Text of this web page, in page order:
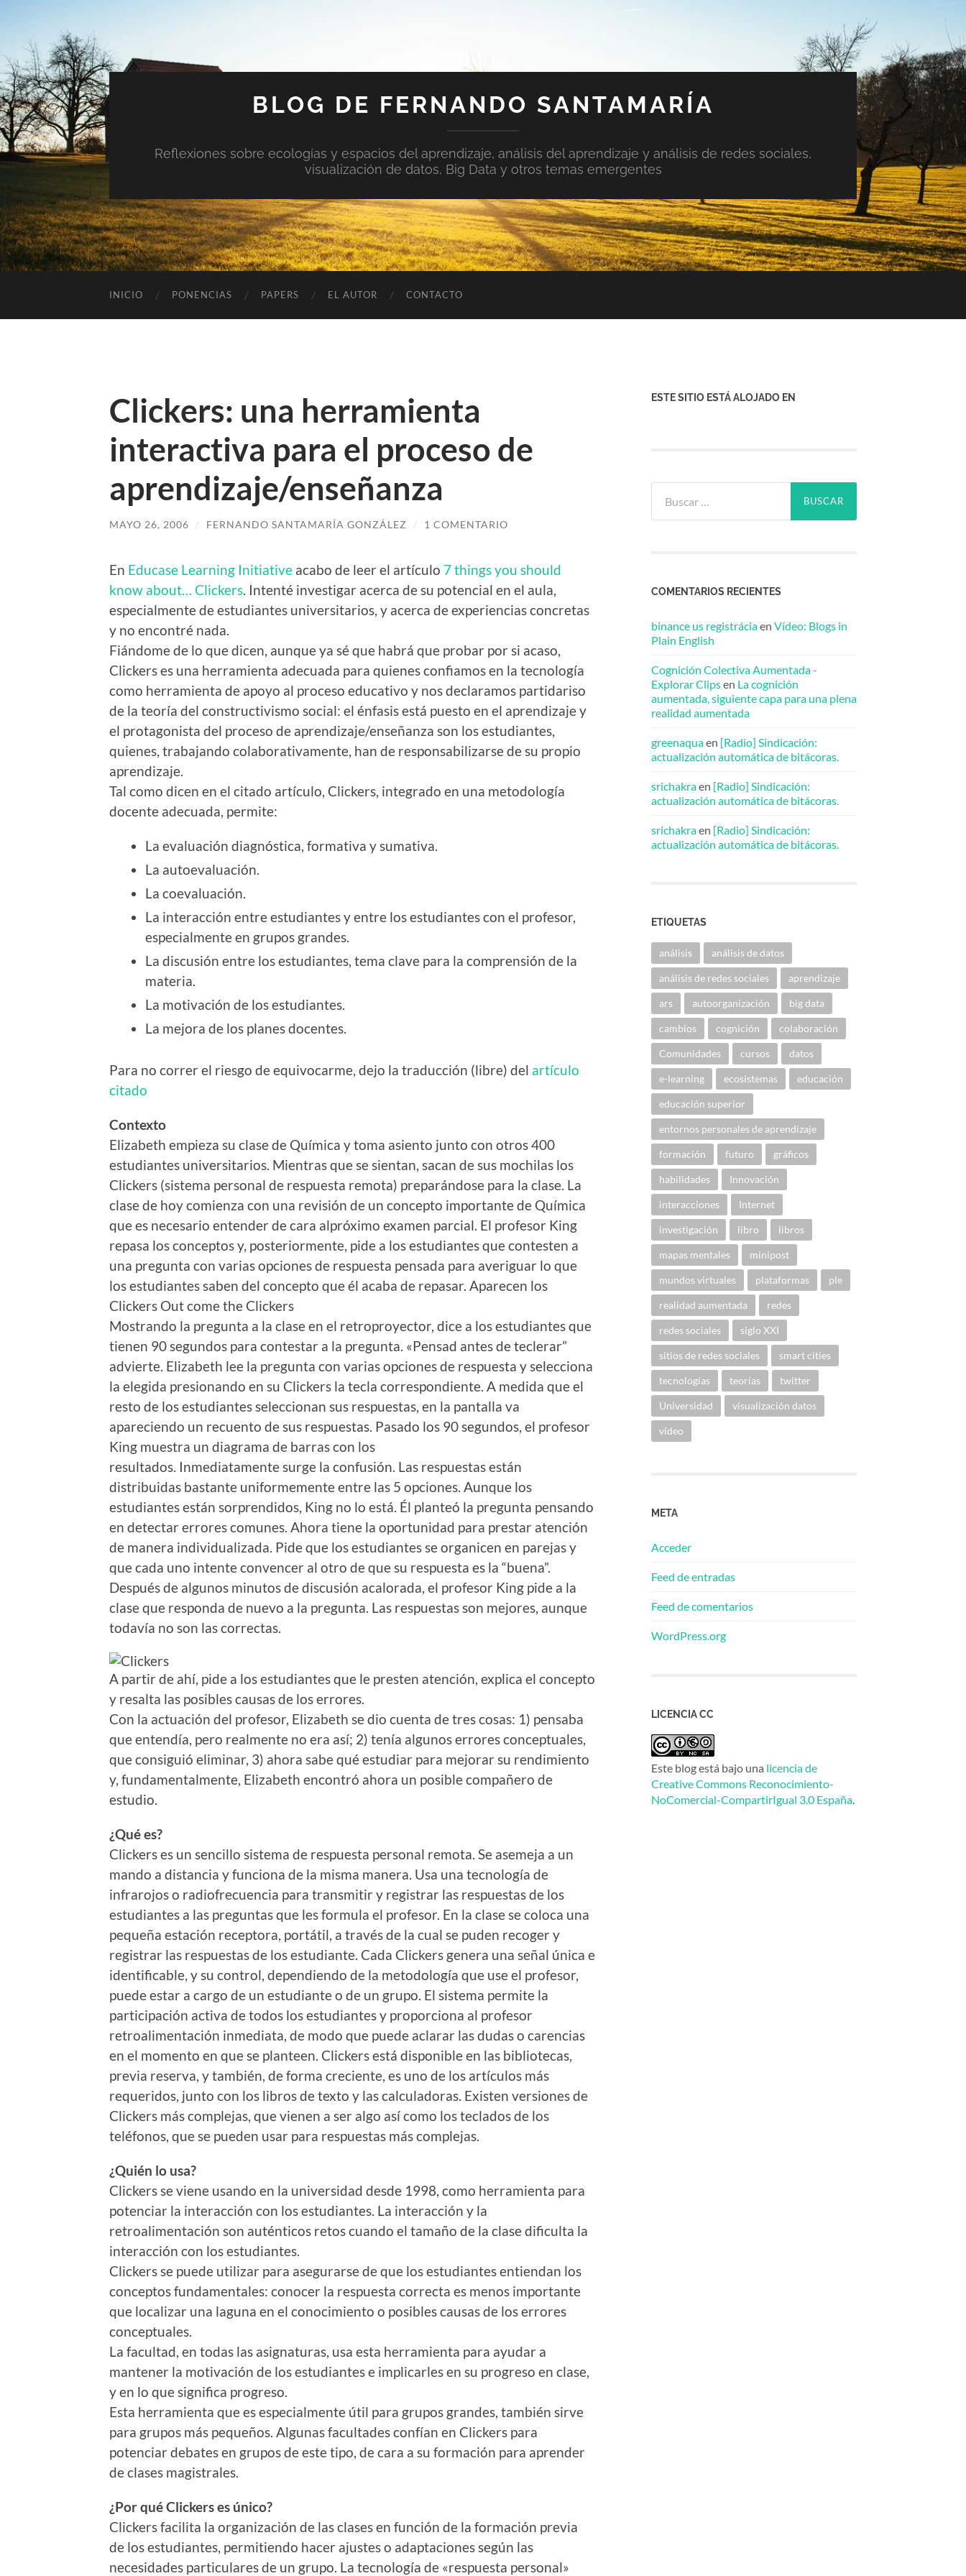
BLOG DE FERNANDO SANTAMARÍA
Reflexiones sobre ecologías y espacios del aprendizaje, análisis del aprendizaje y análisis de redes sociales,
visualización de datos, Big Data y otros temas emergentes
INICIO PONENCIAS PAPERS EL AUTOR CONTACTO
Clickers: una herramienta
interactiva para el proceso de
aprendizaje/enseñanza
MAYO 26, 2006 / FERNANDO SANTAMARÍA GONZÁLEZ / 1 COMENTARIO
En Educase Learning Initiative acabo de leer el artículo 7 things you should
know about… Clickers . Intenté investigar acerca de su potencial en el aula,
especialmente de estudiantes universitarios, y acerca de experiencias concretas
y no encontré nada.
Fiándome de lo que dicen, aunque ya sé que habrá que probar por si acaso,
Clickers es una herramienta adecuada para quienes confiamos en la tecnología
como herramienta de apoyo al proceso educativo y nos declaramos partidariso
de la teoría del constructivismo social: el énfasis está puesto en el aprendizaje y
el protagonista del proceso de aprendizaje/enseñanza son los estudiantes,
quienes, trabajando colaborativamente, han de responsabilizarse de su propio
aprendizaje.
Tal como dicen en el citado artículo, Clickers, integrado en una metodología
docente adecuada, permite:
La evaluación diagnóstica, formativa y sumativa.
La autoevaluación.
La coevaluación.
La interacción entre estudiantes y entre los estudiantes con el profesor,
especialmente en grupos grandes.
La discusión entre los estudiantes, tema clave para la comprensión de la
materia.
La motivación de los estudiantes.
La mejora de los planes docentes.
Para no correr el riesgo de equivocarme, dejo la traducción (libre) del artículo
citado
Contexto
Elizabeth empieza su clase de Química y toma asiento junto con otros 400
estudiantes universitarios. Mientras que se sientan, sacan de sus mochilas los
Clickers (sistema personal de respuesta remota) preparándose para la clase. La
clase de hoy comienza con una revisión de un concepto importante de Química
que es necesario entender de cara alpróximo examen parcial. El profesor King
repasa los conceptos y, posteriormente, pide a los estudiantes que contesten a
una pregunta con varias opciones de respuesta pensada para averiguar lo que
los estudiantes saben del concepto que él acaba de repasar. Aparecen los
Clickers Out come the Clickers
Mostrando la pregunta a la clase en el retroproyector, dice a los estudiantes que
tienen 90 segundos para contestar a la pregunta. «Pensad antes de teclerar”
advierte. Elizabeth lee la pregunta con varias opciones de respuesta y selecciona
la elegida presionando en su Clickers la tecla correspondiente. A medida que el
resto de los estudiantes seleccionan sus respuestas, en la pantalla va
apareciendo un recuento de sus respuestas. Pasado los 90 segundos, el profesor
King muestra un diagrama de barras con los
resultados. Inmediatamente surge la confusión. Las respuestas están
distribuidas bastante uniformemente entre las 5 opciones. Aunque los
estudiantes están sorprendidos, King no lo está. Él planteó la pregunta pensando
en detectar errores comunes. Ahora tiene la oportunidad para prestar atención
de manera individualizada. Pide que los estudiantes se organicen en parejas y
que cada uno intente convencer al otro de que su respuesta es la “buena”.
Después de algunos minutos de discusión acalorada, el profesor King pide a la
clase que responda de nuevo a la pregunta. Las respuestas son mejores, aunque
todavía no son las correctas.
A partir de ahí, pide a los estudiantes que le presten atención, explica el concepto
y resalta las posibles causas de los errores.
Con la actuación del profesor, Elizabeth se dio cuenta de tres cosas: 1) pensaba
que entendía, pero realmente no era así; 2) tenía algunos errores conceptuales,
que consiguió eliminar, 3) ahora sabe qué estudiar para mejorar su rendimiento
y, fundamentalmente, Elizabeth encontró ahora un posible compañero de
estudio.
¿Qué es?
Clickers es un sencillo sistema de respuesta personal remota. Se asemeja a un
mando a distancia y funciona de la misma manera. Usa una tecnología de
infrarojos o radiofrecuencia para transmitir y registrar las respuestas de los
estudiantes a las preguntas que les formula el profesor. En la clase se coloca una
pequeña estación receptora, portátil, a través de la cual se puden recoger y
registrar las respuestas de los estudiante. Cada Clickers genera una señal única e
identificable, y su control, dependiendo de la metodología que use el profesor,
puede estar a cargo de un estudiante o de un grupo. El sistema permite la
participación activa de todos los estudiantes y proporciona al profesor
retroalimentación inmediata, de modo que puede aclarar las dudas o carencias
en el momento en que se planteen. Clickers está disponible en las bibliotecas,
previa reserva, y también, de forma creciente, es uno de los artículos más
requeridos, junto con los libros de texto y las calculadoras. Existen versiones de
Clickers más complejas, que vienen a ser algo así como los teclados de los
teléfonos, que se pueden usar para respuestas más complejas.
¿Quién lo usa?
Clickers se viene usando en la universidad desde 1998, como herramienta para
potenciar la interacción con los estudiantes. La interacción y la
retroalimentación son auténticos retos cuando el tamaño de la clase dificulta la
interacción con los estudiantes.
Clickers se puede utilizar para asegurarse de que los estudiantes entiendan los
conceptos fundamentales: conocer la respuesta correcta es menos importante
que localizar una laguna en el conocimiento o posibles causas de los errores
conceptuales.
La facultad, en todas las asignaturas, usa esta herramienta para ayudar a
mantener la motivación de los estudiantes e implicarles en su progreso en clase,
y en lo que significa progreso.
Esta herramienta que es especialmente útil para grupos grandes, también sirve
para grupos más pequeños. Algunas facultades confían en Clickers para
potenciar debates en grupos de este tipo, de cara a su formación para aprender
de clases magistrales.
¿Por qué Clickers es único?
Clickers facilita la organización de las clases en función de la formación previa
de los estudiantes, permitiendo hacer ajustes o adaptaciones según las
necesidades particulares de un grupo. La tecnología de «respuesta personal»
ESTE SITIO ESTÁ ALOJADO EN
COMENTARIOS RECIENTES
binance us registráciaen Vídeo: Blogs in
Plain English
Cognición Colectiva Aumentada -
Explorar Clipsen La cognición
aumentada, siguiente capa para una plena
realidad aumentada
greenaquaen [Radio] Sindicación:
actualización automática de bitácoras.
srichakraen [Radio] Sindicación:
actualización automática de bitácoras.
srichakraen [Radio] Sindicación:
actualización automática de bitácoras.
ETIQUETAS
análisis análisis de datos
análisis de redes sociales aprendizaje
ars autoorganización big data
cambios cognición colaboración
Comunidades cursos datos
e-learning ecosistemas educación
educación superior
entornos personales de aprendizaje
formación futuro gráficos
habilidades Innovación
interacciones Internet
investigación libro libros
mapas mentales minipost
mundos virtuales plataformas ple
realidad aumentada redes
redes sociales siglo XXI
sitios de redes sociales smart cities
tecnologías teorías twitter
Universidad visualización datos
vídeo
META
Acceder
Feed de entradas
Feed de comentarios
WordPress.org
LICENCIA CC
Este blog está bajo una licencia de
Creative Commons Reconocimiento-
NoComercial-CompartirIgual 3.0 España.